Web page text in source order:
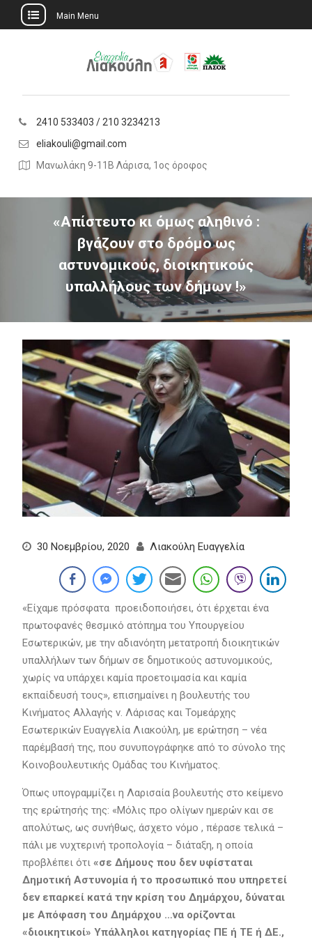
Main Menu
2410 533403 / 210 3234213
eliakouli@gmail.com
Μανωλάκη 9-11Β Λάρισα, 1ος όροφος
«Απίστευτο κι όμως αληθινό :
βγάζουν στο δρόμο ως
αστυνομικούς, διοικητικούς
υπαλλήλους των δήμων !»
30 Νοεμβρίου, 2020 Λιακούλη Ευαγγελία
«Είχαμε πρόσφατα προειδοποιήσει, ότι έρχεται ένα
πρωτοφανές θεσμικό ατόπημα του Υπουργείου
Εσωτερικών, με την αδιανόητη μετατροπή διοικητικών
υπαλλήλων των δήμων σε δημοτικούς αστυνομικούς,
χωρίς να υπάρχει καμία προετοιμασία και καμία
εκπαίδευσή τους», επισημαίνει η βουλευτής του
Κινήματος Αλλαγής ν. Λάρισας και Τομεάρχης
Εσωτερικών Ευαγγελία Λιακούλη, με ερώτηση – νέα
παρέμβασή της, που συνυπογράφηκε από το σύνολο της
Κοινοβουλευτικής Ομάδας του Κινήματος.
Όπως υπογραμμίζει η Λαρισαία βουλευτής στο κείμενο
της ερώτησής της: «Μόλις προ ολίγων ημερών και σε
απολύτως, ως συνήθως, άσχετο νόμο , πέρασε τελικά –
πάλι με νυχτερινή τροπολογία – διάταξη, η οποία
προβλέπει ότι «σε Δήμους που δεν υφίσταται
Δημοτική Αστυνομία ή το προσωπικό που υπηρετεί
δεν επαρκεί κατά την κρίση του Δημάρχου, δύναται
με Απόφαση του Δημάρχου …να ορίζονται
«διοικητικοί» Υπάλληλοι κατηγορίας ΠΕ ή ΤΕ ή ΔΕ.,